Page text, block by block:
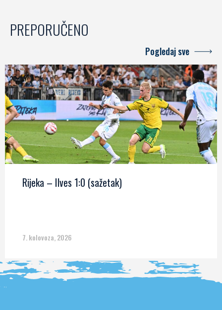
PREPORUČENO
Pogledaj sve
Rijeka – Ilves 1:0 (sažetak)
7. kolovoza, 2026